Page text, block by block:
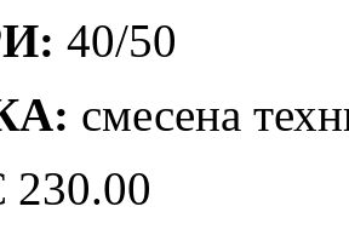
40/50
смесена
230.00